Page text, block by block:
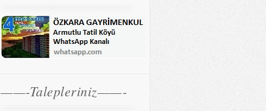
——-Talepleriniz——-